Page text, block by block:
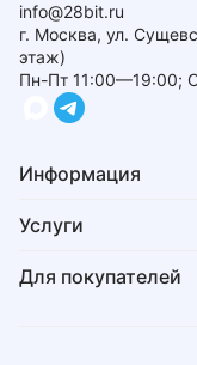
info@28bit.ru
г. Москва, ул.
этаж)
Пн-Пт 11:00—19:00;
Информация
Услуги
Для покупателей